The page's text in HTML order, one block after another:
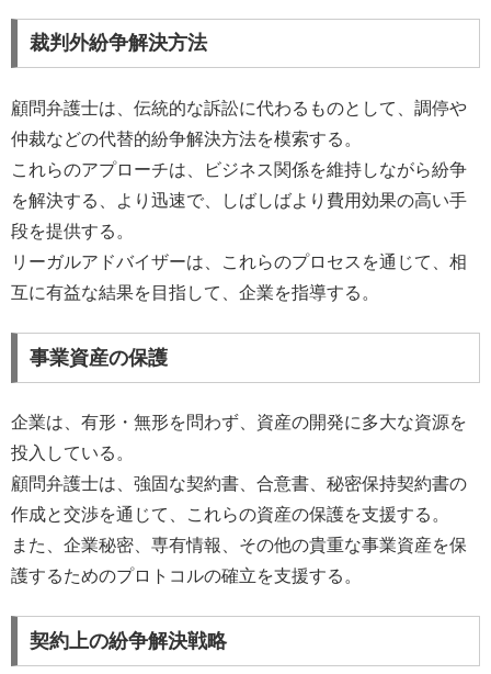
裁判外紛争解決方法
顧問弁護士は、伝統的な訴訟に代わるものとして、調停や
仲裁などの代替的紛争解決方法を模索する。
これらのアプローチは、ビジネス関係を維持しながら紛争
を解決する、より迅速で、しばしばより費用効果の高い手
段を提供する。
リーガルアドバイザーは、これらのプロセスを通じて、相
互に有益な結果を目指して、企業を指導する。
事業資産の保護
企業は、有形・無形を問わず、資産の開発に多大な資源を
投入している。
顧問弁護士は、強固な契約書、合意書、秘密保持契約書の
作成と交渉を通じて、これらの資産の保護を支援する。
また、企業秘密、専有情報、その他の貴重な事業資産を保
護するためのプロトコルの確立を支援する。
契約上の紛争解決戦略